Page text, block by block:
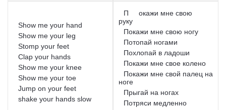
Show me your hand
Show me your leg
Stomp your feet
Clap your hands
Show me your knee
Show me your toe
Jump on your feet
shake your hands slow
П
окажи мне свою
руку
Покажи мне свою ногу
Потопай ногами
Похлопай в ладоши
Покажи мне свое колено
Покажи мне свой палец на
ноге
Прыгай на ногах
Потряси медленно